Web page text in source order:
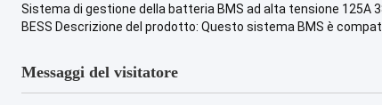
Sistema di gestione della batteria BMS ad alta tensione 125A
BESS Descrizione del prodotto: Questo sistema BMS è
Messaggi del visitatore